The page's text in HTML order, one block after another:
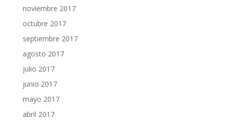
noviembre 2017
octubre 2017
septiembre 2017
agosto 2017
julio 2017
junio 2017
mayo 2017
abril 2017